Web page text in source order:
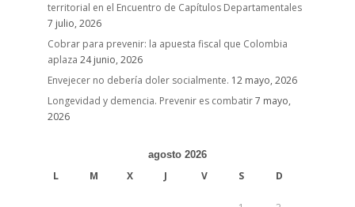
territorial en el Encuentro de Capítulos Departamentales
7 julio, 2026
Cobrar para prevenir: la apuesta fiscal que Colombia
aplaza 24 junio, 2026
Envejecer no debería doler socialmente. 12 mayo, 2026
Longevidad y demencia. Prevenir es combatir7 mayo,
2026
agosto 2026
L M X J V S D